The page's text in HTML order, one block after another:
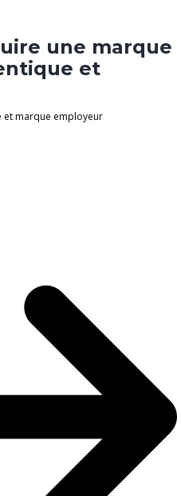
une marque
et
et marque employeur